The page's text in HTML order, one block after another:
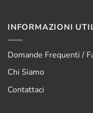
INFORMAZIONI
Domande Frequenti /
Chi Siamo
Contattaci